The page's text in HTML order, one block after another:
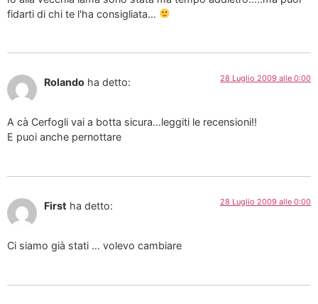
fidarti di chi te l'ha consigliata…
Rolando ha detto: 28 Luglio 2009 alle 0:00
A cà Cerfogli vai a botta sicura…leggiti le recensioni!!
E puoi anche pernottare
First ha detto: 28 Luglio 2009 alle 0:00
Ci siamo già stati … volevo cambiare